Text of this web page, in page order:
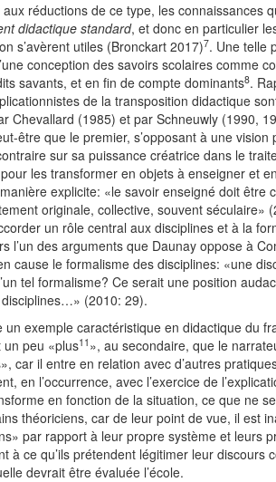
réductions de ce type, les connaissances
didactique standard, et donc en particulier
s’avèrent utiles (Bronckart 2017)7. Une telle
conception des savoirs scolaires comme
savants, et en fin de compte dominants8.
de la transposition didactique
Chevallard (1985) et par Schneuwly (1990,
être que le premier, s’opposant à une vision
sur sa puissance créatrice dans le
pour les transformer en objets à enseigner et
explicite: «le savoir enseigné doit être
originale, collective, souvent séculaire»
un rôle central aux disciplines et à la
l’un des arguments que Daunay oppose à
cause le formalisme des disciplines: «une
tel formalisme? Ce serait une position
disciplines…» (2010: 29).
un exemple caractéristique en didactique du
un peu «plus11 », au secondaire, que le
car il entre en relation avec d’autres
en l’occurrence, avec l’exercice de
en fonction de la situation, ce que ne
théoriciens, car de leur point de vue, il est
par rapport à leur propre système et leurs
à ce qu’ils prétendent légitimer leur discours
devrait être évaluée l’école.